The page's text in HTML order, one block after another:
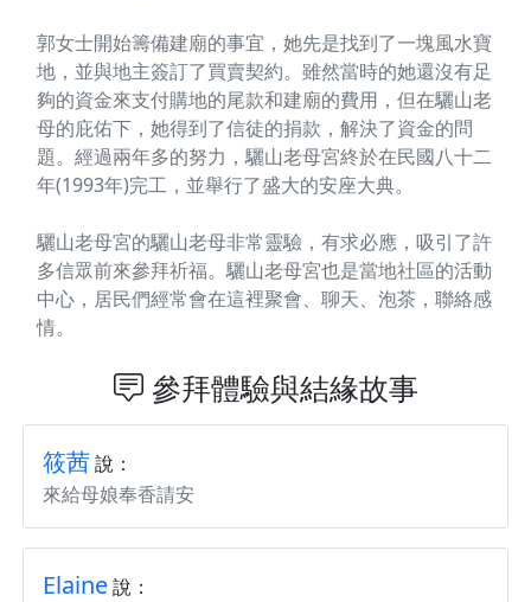
郭女士開始籌備建廟的事宜，她先是找到了一塊風水寶
地，並與地主簽訂了買賣契約。雖然當時的她還沒有足
夠的資金來支付購地的尾款和建廟的費用，但在驪山老
母的庇佑下，她得到了信徒的捐款，解決了資金的問
題。經過兩年多的努力，驪山老母宮終於在民國八十二
年(1993年)完工，並舉行了盛大的安座大典。
驪山老母宮的驪山老母非常靈驗，有求必應，吸引了許
多信眾前來參拜祈福。驪山老母宮也是當地社區的活動
中心，居民們經常會在這裡聚會、聊天、泡茶，聯絡感
情。
參拜體驗與結緣故事
筱茜說：
來給母娘奉香請安
Elaine說：